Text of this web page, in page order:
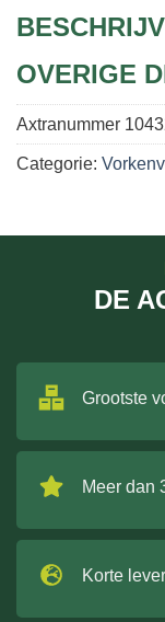
OVERIGE
Axtranummer
Categorie:
DE
Grootste
Meer dan
Korte